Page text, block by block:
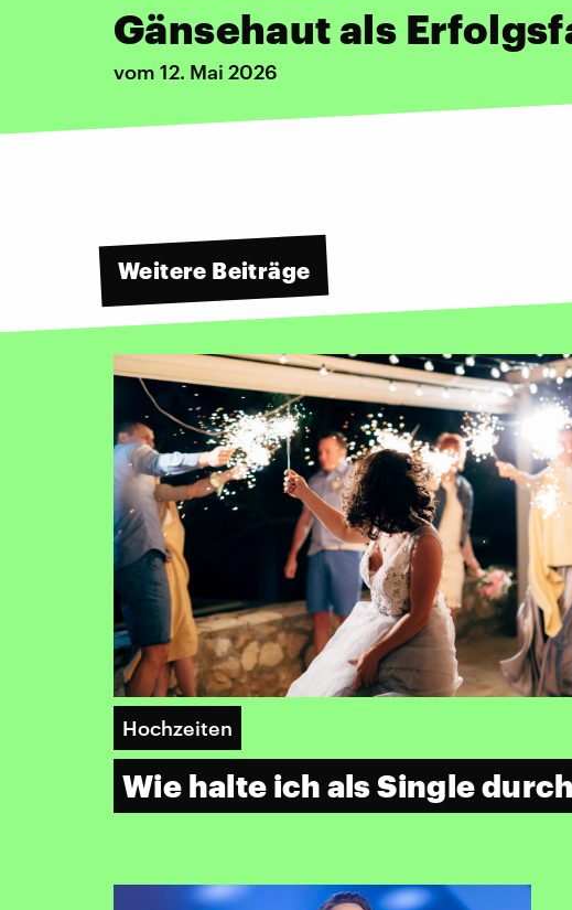
Gänsehaut als
vom 12. Mai 2026
Weitere Beiträge
Hochzeiten
Wie halte ich als Single